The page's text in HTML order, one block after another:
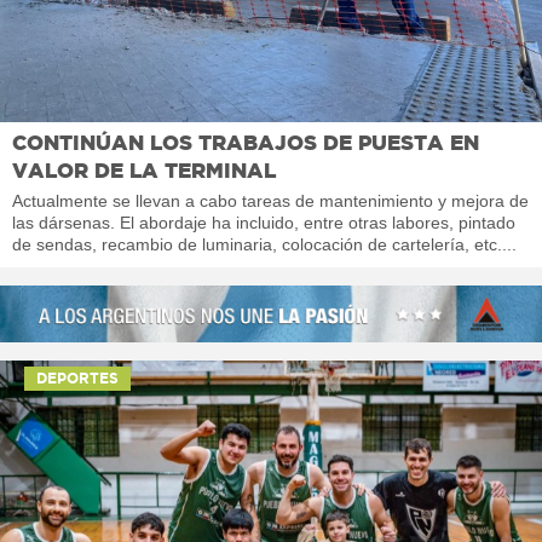
CONTINÚAN LOS TRABAJOS DE PUESTA EN
VALOR DE LA TERMINAL
Actualmente se llevan a cabo tareas de mantenimiento y mejora de
las dársenas. El abordaje ha incluido, entre otras labores, pintado
de sendas, recambio de luminaria, colocación de cartelería, etc....
DEPORTES